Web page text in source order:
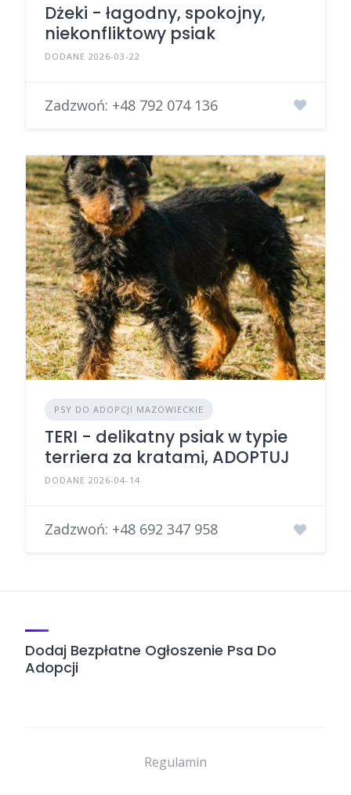
Dżeki - łagodny, spokojny,
niekonfliktowy psiak
DODANE 2026-03-22
Zadzwoń: +48 792 074 136
PSY DO ADOPCJI MAZOWIECKIE
TERI - delikatny psiak w typie
terriera za kratami, ADOPTUJ
DODANE 2026-04-14
Zadzwoń: +48 692 347 958
Dodaj Bezpłatne Ogłoszenie Psa Do
Adopcji
Regulamin